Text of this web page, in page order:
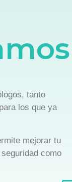
tanto
los que ya
mejorar tu
como